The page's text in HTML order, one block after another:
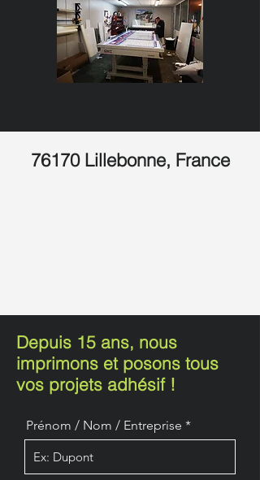
76170 Lillebonne, France
Depuis 15 ans, nous
imprimons et posons tous
vos projets adhésif !
Prénom / Nom / Entreprise